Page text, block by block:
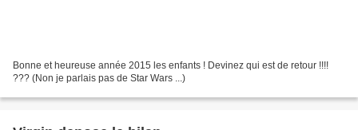
Bonne et heureuse année 2015 les enfants ! Devinez qui est de retour !!!!
??? (Non je parlais pas de Star Wars ...)